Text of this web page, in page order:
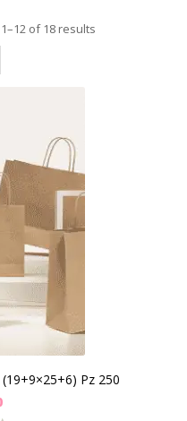
of 18 results
Pz 250